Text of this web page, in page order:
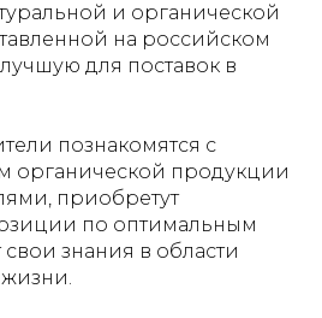
и органической
на российском
для поставок в
познакомятся с
органической продукции
приобретут
по оптимальным
знания в области